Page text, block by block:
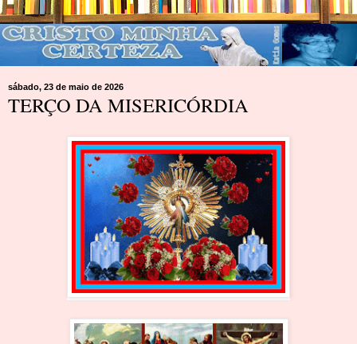
sábado, 23 de maio de 2026
TERÇO DA MISERICÓRDIA